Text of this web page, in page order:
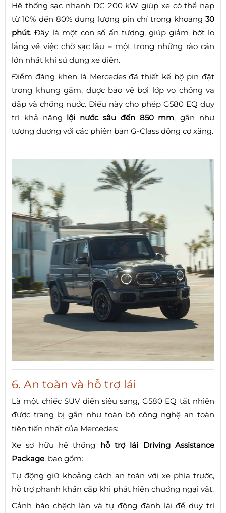
Hệ thống sạc nhanh DC 200 kW giúp xe có thể nạp
từ 10% đến 80% dung lượng pin chỉ trong khoảng 30
phút. Đây là một con số ấn tượng, giúp giảm bớt lo
lắng về việc chờ sạc lâu – một trong những rào cản
lớn nhất khi sử dụng xe điện.
Điểm đáng khen là Mercedes đã thiết kế bộ pin đặt
trong khung gầm, được bảo vệ bởi lớp vỏ chống va
đập và chống nước. Điều này cho phép G580 EQ duy
trì khả năng lội nước sâu đến 850 mm, gần như
tương đương với các phiên bản G-Class động cơ xăng.
6. An toàn và hỗ trợ lái
Là một chiếc SUV điện siêu sang, G580 EQ tất nhiên
được trang bị gần như toàn bộ công nghệ an toàn
tiên tiến nhất của Mercedes:
Xe sở hữu hệ thống hỗ trợ lái Driving Assistance
Package, bao gồm:
Tự động giữ khoảng cách an toàn với xe phía trước,
hỗ trợ phanh khẩn cấp khi phát hiện chướng ngại vật.
Cảnh báo chệch làn và tự động đánh lái để duy trì